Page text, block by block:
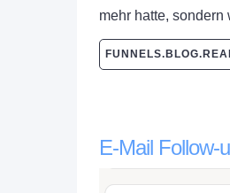
mehr hatte,
E-Mail Follow-